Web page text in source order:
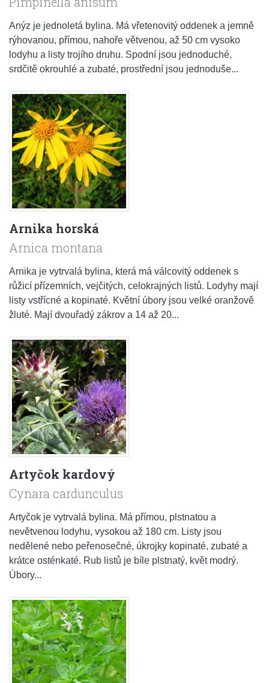
Anýz je jednoletá bylina. Má vřetenovitý oddenek a jemně
rýhovanou, přímou, nahoře větvenou, až 50 cm vysoko
lodyhu a listy trojího druhu. Spodní jsou jednoduché,
srdčitě okrouhlé a zubaté, prostřední jsou jednoduše...
Arnika horská
Arnica montana
Arnika je vytrvalá bylina, která má válcovitý oddenek s
růžicí přízemních, vejčitých, celokrajných listů. Lodyhy mají
listy vstřícné a kopinaté. Květní úbory jsou velké oranžově
žluté. Mají dvouřadý zákrov a 14 až 20...
Artyčok kardový
Cynara cardunculus
Artyčok je vytrvalá bylina. Má přímou, plstnatou a
nevětvenou lodyhu, vysokou až 180 cm. Listy jsou
nedělené nebo peřenosečné, úkrojky kopinaté, zubaté a
krátce osténkaté. Rub listů je bíle plstnatý, květ modrý.
Úbory...